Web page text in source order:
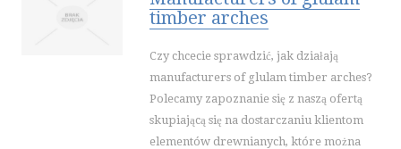
timber arches
Czy chcecie sprawdzić, jak działają
manufacturers of glulam timber arches?
Polecamy zapoznanie się z naszą ofertą
skupiającą się na dostarczaniu klientom
elementów drewnianych, które można